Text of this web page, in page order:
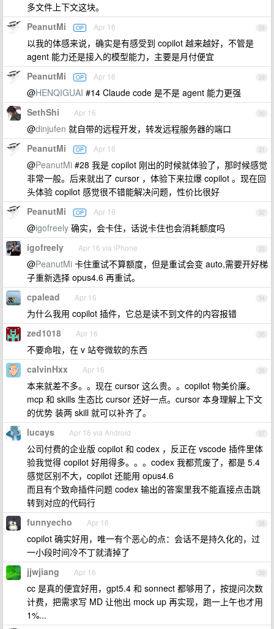
多文件上下文这块。
28
PeanutMi OP Apr 16
以我的体感来说，确实是有感受到 copilot 越来越好，不管是
agent 能力还是接入的模型能力，主要是月付便宜
29
PeanutMi OP Apr 16
@HENQIGUAI #14 Claude code 是不是 agent 能力更强
30
SethShi Apr 16
@dinjufen 就自带的远程开发，转发远程服务器的端口
31
PeanutMi OP Apr 16
@PeanutMi #28 我是 copilot 刚出的时候就体验了，那时候感觉
非常一般。后来就出了 cursor ，体验下来拉爆 copilot 。现在回
头体验 copilot 感觉很不错能解决问题，性价比很好
32
PeanutMi OP Apr 16
@igofreely 确实，会卡住，话说卡住也会消耗额度吗
33
igofreely Apr 16 via iPhone
@PeanutMi 卡住重试不算额度，但是重试会变 auto,需要开好梯
子重新选择 opus4.6 再重试。
34
cpalead Apr 16
为什么我用 copilot 插件，它总是读不到文件的内容报错
35
zed1018 Apr 16
不要命啦，在 v 站夸微软的东西
36
calvinHxx Apr 16
本来就差不多。。现在 cursor 这么贵。。copilot 物美价廉。
mcp 和 skills 生态比 cursor 还好一点。cursor 本身理解上下文
的优势 装两 skill 就可以补齐了。
37
lucays Apr 16 via Android
公司付费的企业版 copilot 和 codex ，反正在 vscode 插件里体
验我觉得 copilot 好用得多。。。codex 我都荒废了，都是 5.4
感觉区别不大，copilot 还能用 opus4.6
而且有个致命插件问题 codex 输出的答案里我不能直接点击跳
转到对应的代码行
38
funnyecho Apr 16
copilot 确实好用，唯一有个恶心的点：会话不是持久化的，过
一小段时间冷不丁就清掉了
39
jjwjiang Apr 16
cc 是真的便宜好用，gpt5.4 和 sonnect 都够用了，按提问次数
计费，把需求写 MD 让他出 mock up 再实现，跑一上午也才用
1%...